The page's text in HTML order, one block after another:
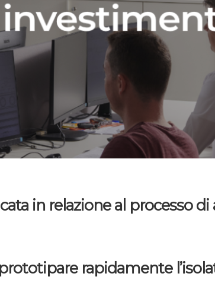
in relazione al processo
rapidamente